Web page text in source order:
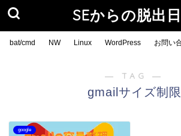
SEからの脱出
bat/cmd NW Linux WordPress お問い
― TAG ―
gmailサイズ制限
google